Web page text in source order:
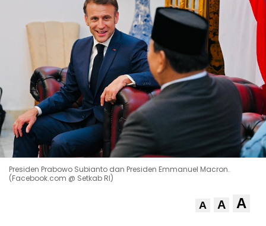
Presiden Prabowo Subianto dan Presiden Emmanuel Macron.
(Facebook.com @ Setkab RI)
A A A